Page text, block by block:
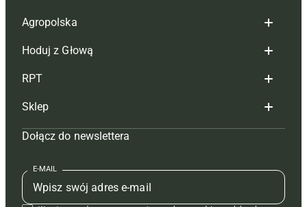
Agropolska
Redakcja
Reklama
Tagi
Mapa serwisu
Kontakt
Regulamin
Hoduj z Głową
Hoduj z głową bydło
Hoduj z głową świnie
Prenumerata
Redakcja
Kontakt
RPT
Redakcja
Prenumerata
Reklama
Kontakt
Sklep
Czasopisma i prenumerata
Książki
Regulamin
Dołącz do newslettera
E-MAIL